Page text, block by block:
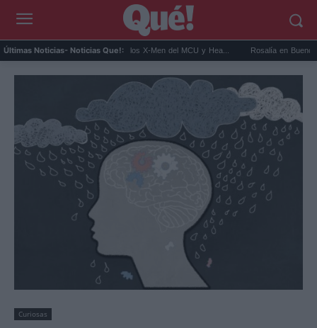
Últimas Noticias- Noticias Que!:
Connor será Cíclope en los X-Men del MCU y Hea... Rosalía en Buenos Aires:
Curiosas